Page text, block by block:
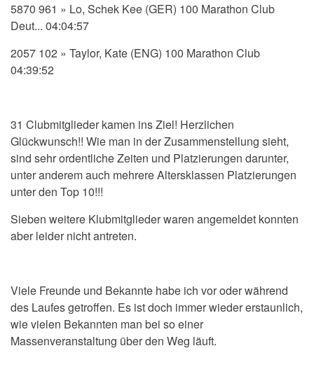
5870 961 » Lo, Schek Kee (GER) 100 Marathon Club
Deut... 04:04:57
2057 102 » Taylor, Kate (ENG) 100 Marathon Club
04:39:52
31 Clubmitglieder kamen ins Ziel! Herzlichen
Glückwunsch!! Wie man in der Zusammenstellung sieht,
sind sehr ordentliche Zeiten und Platzierungen darunter,
unter anderem auch mehrere Altersklassen Platzierungen
unter den Top 10!!!
Sieben weitere Klubmitglieder waren angemeldet konnten
aber leider nicht antreten.
Viele Freunde und Bekannte habe ich vor oder während
des Laufes getroffen. Es ist doch immer wieder erstaunlich,
wie vielen Bekannten man bei so einer
Massenveranstaltung über den Weg läuft.